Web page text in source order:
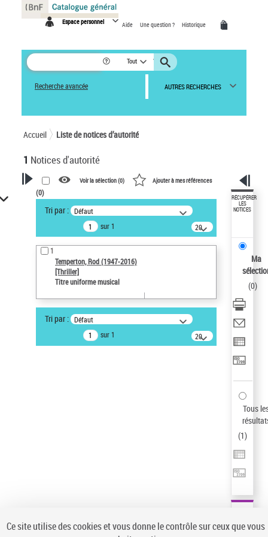
Espace personnel Aide Une question ? Historique
Tout
Recherche avancée AUTRES RECHERCHES
Accueil Liste de notices d’autorité
1 Notices d'autorité
VOTRE RECHERCHE
Recherche avancée dans les
notices d’autorité
Œuvres liées à l'auteur :
Temperton, Rod (1947-2016)
Type de notice d'autorité
Voir la sélection (0) Ajouter à mes références
(0)
Tri par : Défaut
sur 1
20
résultats/page
1
Temperton, Rod (1947-2016)
[Thriller]
Titre uniforme musical
Tri par : Défaut
sur 1
20
résultats/page
RÉCUPÉRER
LES
NOTICES
Ma
(0)
Tous
(1)
Panneau de gestion des cookies
Ce site utilise des cookies et vous donne le contrôle sur ceux que vous